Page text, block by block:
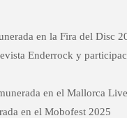
en la Fira del Disc
Enderrock y
en el Mallorca
en el Mobofest 2025